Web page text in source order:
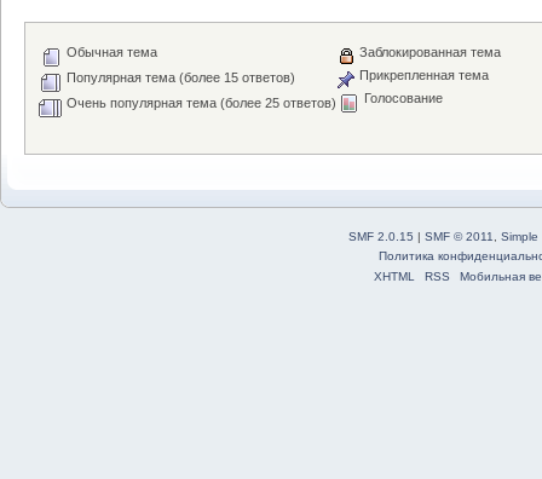
Обычная тема
Популярная тема (более 15 ответов)
Очень популярная тема (более 25 ответов)
Заблокированная тема
Прикрепленная тема
Голосование
SMF 2.0.15 | SMF © 2011
Simple
Политика
XHTML
RSS Мобильная